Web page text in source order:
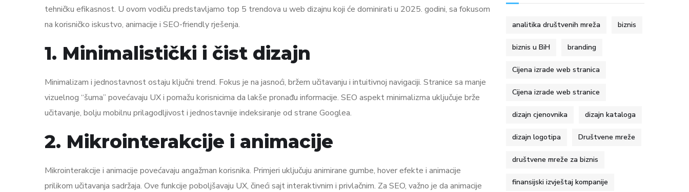
tehničku efikasnost. U ovom vodiču predstavljamo top 5 trendova u web dizajnu koji će dominirati u 2025. godini, sa fokusom
na korisničko iskustvo, animacije i SEO-friendly rješenja.
1. Minimalistički i čist dizajn
Minimalizam i jednostavnost ostaju ključni trend. Fokus je na jasnoći, bržem učitavanju i intuitivnoj navigaciji. Stranice sa manje
vizuelnog “šuma” povećavaju UX i pomažu korisnicima da lakše pronađu informacije. SEO aspekt minimalizma uključuje brže
učitavanje, bolju mobilnu prilagodljivost i jednostavnije indeksiranje od strane Googlea.
2. Mikrointerakcije i animacije
Mikrointerakcije i animacije povećavaju angažman korisnika. Primjeri uključuju animirane gumbe, hover efekte i animacije
prilikom učitavanja sadržaja. Ove funkcije poboljšavaju UX, čineći sajt interaktivnim i privlačnim. Za SEO, važno je da animacije
analitika društvenih mreža biznis
biznis u BiH branding
Cijena izrade web stranica
Cijena izrade web stranice
dizajn cjenovnika dizajn kataloga
dizajn logotipa Društvene mreže
društvene mreže za biznis
finansijski izvještaj kompanije